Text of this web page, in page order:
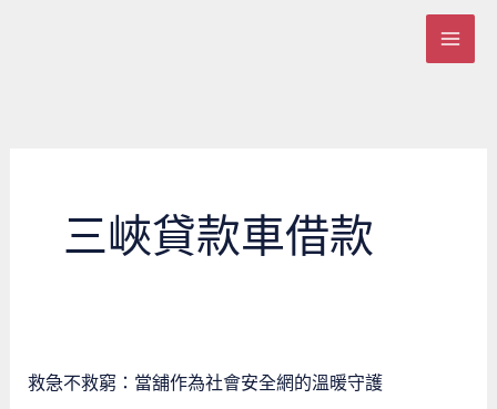
三峽貸款車借款
救急不救窮：當舖作為社會安全網的溫暖守護
救
急